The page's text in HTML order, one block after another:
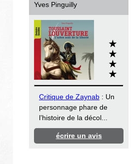
Yves Pinguilly
Critique de Zaynab : Un
personnage phare de
l’histoire de la décol...
écrire un avis